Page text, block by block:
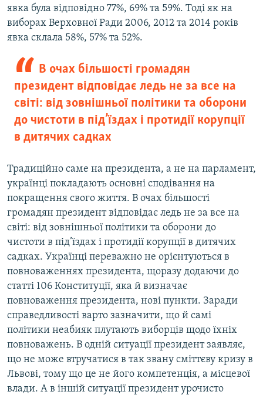
явка була відповідно 77%, 69% та 59%. Тоді як на
виборах Верховної Ради 2006, 2012 та 2014 років
явка склала 58%, 57% та 52%.
В очах більшості громадян
президент відповідає ледь не за все на
світі: від зовнішньої політики та оборони
до чистоти в під’їздах і протидії корупції
в дитячих садках
Традиційно саме на президента, а не на парламент,
українці покладають основні сподівання на
покращення свого життя. В очах більшості
громадян президент відповідає ледь не за все на
світі: від зовнішньої політики та оборони до
чистоти в під’їздах і протидії корупції в дитячих
садках. Українці переважно не орієнтуються в
повноваженнях президента, щоразу додаючи до
статті 106 Конституції, яка й визначає
повноваження президента, нові пункти. Заради
справедливості варто зазначити, що й самі
політики неабияк плутають виборців щодо їхніх
повноважень. В одній ситуації президент заявляє,
що не може втручатися в так звану сміттєву кризу в
Львові, тому що це не його компетенція, а місцевої
влади. А в іншій ситуації президент урочисто